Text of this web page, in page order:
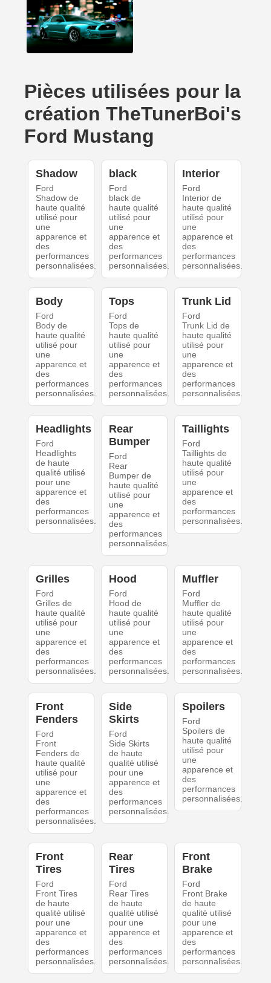
Pièces utilisées pour la
création TheTunerBoi's
Ford Mustang
Shadow
Ford
Shadow de
haute qualité
utilisé pour
une
apparence et
des
performances
personnalisées.
black
Ford
black de
haute qualité
utilisé pour
une
apparence et
des
performances
personnalisées.
Interior
Ford
Interior de
haute qualité
utilisé pour
une
apparence et
des
performances
personnalisées.
Body
Ford
Body de
haute qualité
utilisé pour
une
apparence et
des
performances
personnalisées.
Tops
Ford
Tops de
haute qualité
utilisé pour
une
apparence et
des
performances
personnalisées.
Trunk Lid
Ford
Trunk Lid de
haute qualité
utilisé pour
une
apparence et
des
performances
personnalisées.
Headlights
Ford
Headlights
de haute
qualité utilisé
pour une
apparence et
des
performances
personnalisées.
Rear
Bumper
Ford
Rear
Bumper de
haute qualité
utilisé pour
une
apparence et
des
performances
personnalisées.
Taillights
Ford
Taillights de
haute qualité
utilisé pour
une
apparence et
des
performances
personnalisées.
Grilles
Ford
Grilles de
haute qualité
utilisé pour
une
apparence et
des
performances
personnalisées.
Hood
Ford
Hood de
haute qualité
utilisé pour
une
apparence et
des
performances
personnalisées.
Muffler
Ford
Muffler de
haute qualité
utilisé pour
une
apparence et
des
performances
personnalisées.
Front
Fenders
Ford
Front
Fenders de
haute qualité
utilisé pour
une
apparence et
des
performances
personnalisées.
Side
Skirts
Ford
Side Skirts
de haute
qualité utilisé
pour une
apparence et
des
performances
personnalisées.
Spoilers
Ford
Spoilers de
haute qualité
utilisé pour
une
apparence et
des
performances
personnalisées.
Front
Tires
Ford
Front Tires
de haute
qualité utilisé
pour une
apparence et
des
performances
personnalisées.
Rear
Tires
Ford
Rear Tires
de haute
qualité utilisé
pour une
apparence et
des
performances
personnalisées.
Front
Brake
Ford
Front Brake
de haute
qualité utilisé
pour une
apparence et
des
performances
personnalisées.